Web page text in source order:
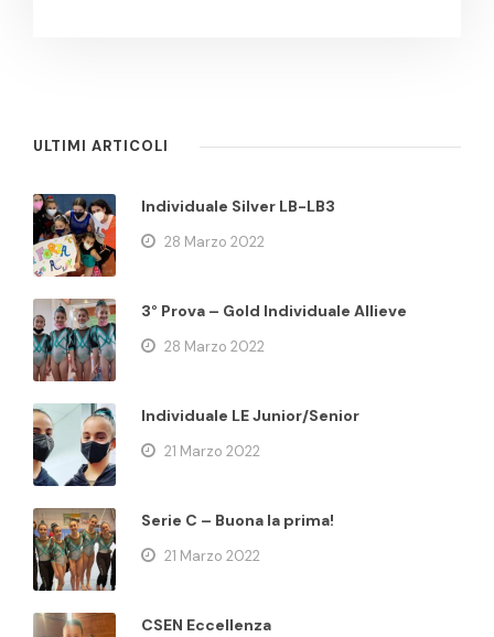
ULTIMI ARTICOLI
Individuale Silver LB-LB3
28 Marzo 2022
3° Prova – Gold Individuale Allieve
28 Marzo 2022
Individuale LE Junior/Senior
21 Marzo 2022
Serie C – Buona la prima!
21 Marzo 2022
CSEN Eccellenza